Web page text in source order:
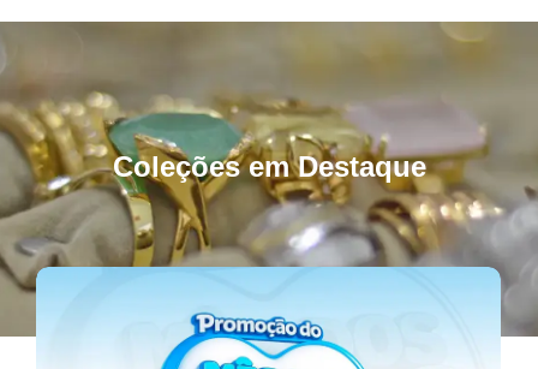
Coleções em Destaque